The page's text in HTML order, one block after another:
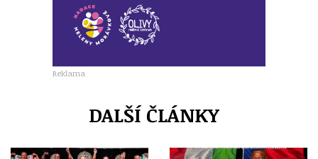
Reklama
DALŠÍ ČLÁNKY